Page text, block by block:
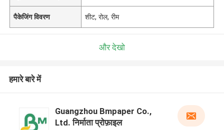
पैकेजिंग विवरण शीट, रोल, रीम
और देखो
हमारे बारे में
Guangzhou Bmpaper Co.,
Ltd. निर्माता प्रोफ़ाइल